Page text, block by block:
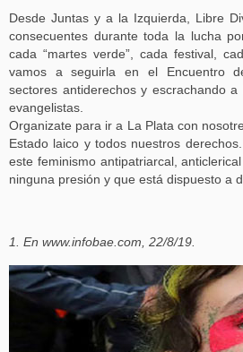
Desde Juntas y a la Izquierda, Libre
consecuentes durante toda la lucha
cada “martes verde”, cada festival,
vamos a seguirla en el Encuentro
sectores antiderechos y escrachando
evangelistas.
Organizate para ir a La Plata con
Estado laico y todos nuestros
este feminismo antipatriarcal,
ninguna presión y que está dispuesto a
1. En www.infobae.com, 22/8/19.